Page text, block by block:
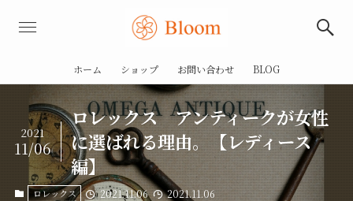
ホーム ショップ お問い合わせ BLOG
ロレックス アンティークが女性
に選ばれる理由。【レディース
編】
2021
11/06
ロレックス 2021.11.06 2021.11.06